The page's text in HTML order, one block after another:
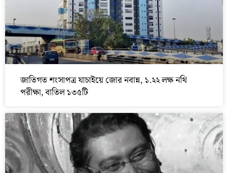
জাতিগত শংসাপত্র যাচাইয়ে জোর নবান্ন, ১.২২ লক্ষ নথি
পরীক্ষা, বাতিল ১৩৫টি